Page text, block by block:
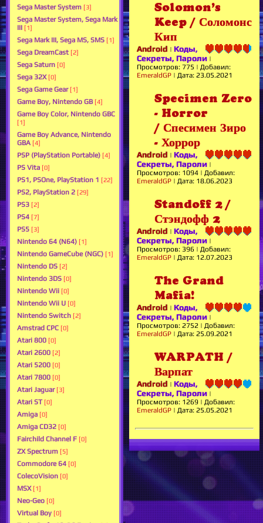
Sega Master System [3]
Sega Master System, Sega Mark
III [1]
Sega Mark III, Sega MS, SMS [1]
Sega DreamCast [2]
Sega Saturn [0]
Sega 32X [0]
Sega Game Gear [1]
Game Boy, Nintendo GB [4]
Game Boy Color, Nintendo GBC
[1]
Game Boy Advance, Nintendo
GBA [4]
PSP (PlayStation Portable) [4]
PS Vita [0]
PS1, PSOne, PlayStation 1 [22]
PS2, PlayStation 2 [29]
PS3 [2]
PS4 [7]
PS5 [3]
Nintendo 64 (N64) [1]
Nintendo GameCube (NGC) [1]
Nintendo DS [2]
Nintendo 3DS [0]
Nintendo Wii [0]
Nintendo Wii U [0]
Nintendo Switch [2]
Amstrad CPC [0]
Atari 800 [0]
Atari 2600 [2]
Atari 5200 [0]
Atari 7800 [0]
Atari Jaguar [3]
Atari ST [0]
Amiga [0]
Amiga CD32 [0]
Fairchild Channel F [0]
ZX Spectrum [5]
Commodore 64 [0]
ColecoVision [0]
MSX [1]
Neo-Geo [0]
Virtual Boy [0]
Solomon’s
Keep / Соломонс
Кип
Android | Коды,
Секреты, Пароли |
Просмотров: 775 | Добавил:
EmeraldGP | Дата: 23.05.2021
Specimen Zero
- Horror
/ Спесимен Зиро
- Хоррор
Android | Коды,
Секреты, Пароли |
Просмотров: 1094 | Добавил:
EmeraldGP | Дата: 18.06.2023
Standoff 2 /
Стэндофф 2
Android | Коды,
Секреты, Пароли |
Просмотров: 396 | Добавил:
EmeraldGP | Дата: 12.07.2023
The Grand
Mafia!
Android | Коды,
Секреты, Пароли |
Просмотров: 2752 | Добавил:
EmeraldGP | Дата: 25.09.2021
WARPATH /
Варпат
Android | Коды,
Секреты, Пароли |
Просмотров: 1269 | Добавил:
EmeraldGP | Дата: 25.05.2021